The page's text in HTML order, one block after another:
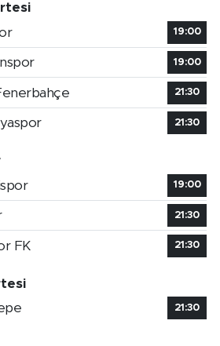
19:00
19:00
21:30
21:30
19:00
21:30
FK 21:30
21:30